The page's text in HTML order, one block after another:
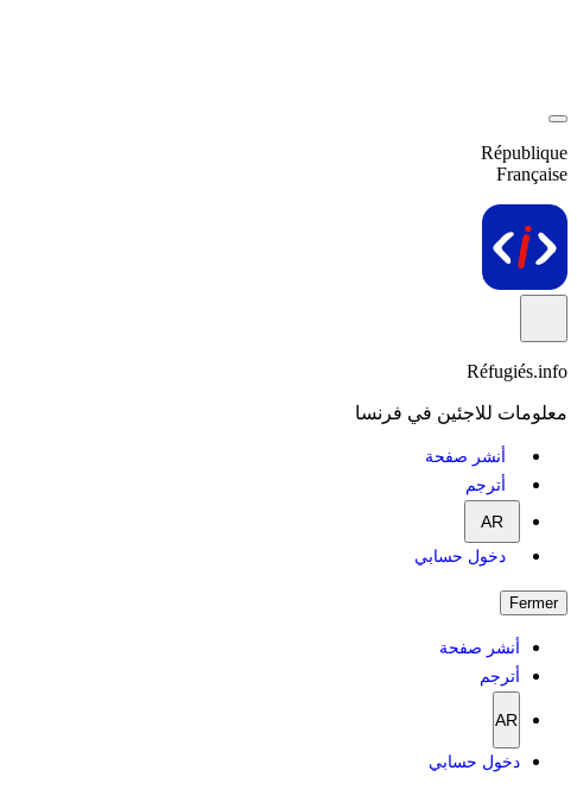
République
Française
Réfugiés.info
معلومات للاجئين في فرنسا
أنشر صفحة
أترجم
AR
دخول حسابي
Fermer
أنشر صفحة
أترجم
AR
دخول حسابي